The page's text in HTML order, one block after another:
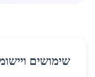
שימושים